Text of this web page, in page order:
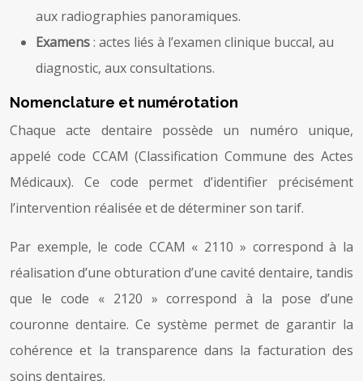
aux radiographies panoramiques.
Examens: actes liés à l’examen clinique buccal, au
diagnostic, aux consultations.
Nomenclature et numérotation
Chaque acte dentaire possède un numéro unique,
appelé code CCAM (Classification Commune des Actes
Médicaux). Ce code permet d’identifier précisément
l’intervention réalisée et de déterminer son tarif.
Par exemple, le code CCAM « 2110 » correspond à la
réalisation d’une obturation d’une cavité dentaire, tandis
que le code « 2120 » correspond à la pose d’une
couronne dentaire. Ce système permet de garantir la
cohérence et la transparence dans la facturation des
soins dentaires.